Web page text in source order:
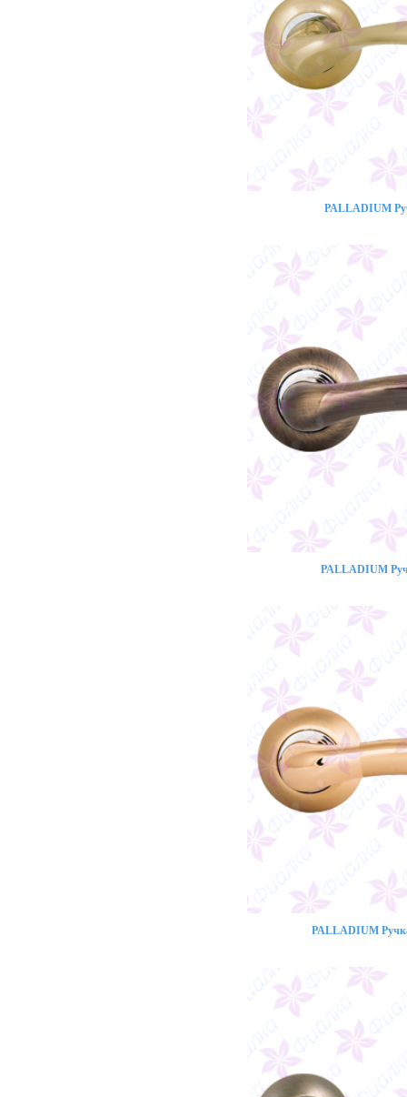
PALLADIUM
PALLADIUM
PALLADIUM